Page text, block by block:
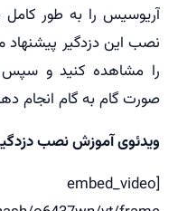
آریوسیس را به طور
نصب این دزدگیر
را مشاهده کنید و سپس
صورت گام به گام انجام
ویدئوی آموزش نصب
[embed_video